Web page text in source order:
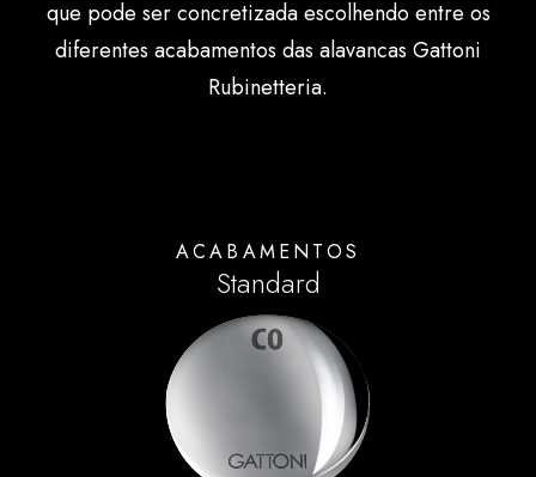
que pode ser concretizada escolhendo entre os
diferentes acabamentos das alavancas Gattoni
Rubinetteria.
ACABAMENTOS
Standard